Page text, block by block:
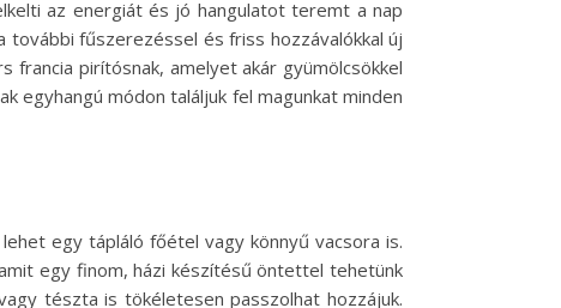
az energiát és jó hangulatot teremt a nap
fűszerezéssel és friss hozzávalókkal új
francia pirítósnak, amelyet akár gyümölcsökkel
egyhangú módon találjuk fel magunkat minden
egy tápláló főétel vagy könnyű vacsora is.
egy finom, házi készítésű öntettel tehetünk
tészta is tökéletesen passzolhat hozzájuk.